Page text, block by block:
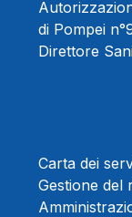
di Pompei
Direttore
Carta dei
Gestione del